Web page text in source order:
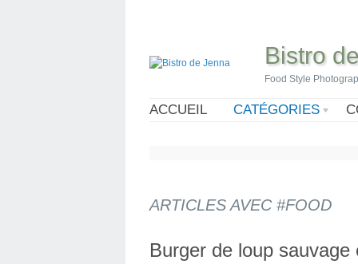
Bistro
Food Style
ACCUEIL CATÉGORIES
ARTICLES AVEC #FOOD
Burger de loup